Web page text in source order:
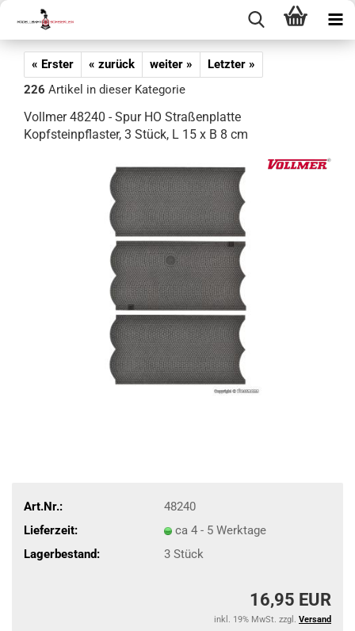
« Erster « zurück weiter »
Letzter »
226 Artikel in dieser Kategorie
Vollmer 48240 - Spur HO Straßenplatte
Kopfsteinpflaster, 3 Stück, L 15 x B 8 cm
Art.Nr.:
48240
Lieferzeit:
ca 4 - 5 Werktage
Lagerbestand:
3 Stück
16,95 EUR
inkl. 19% MwSt. zzgl. Versand